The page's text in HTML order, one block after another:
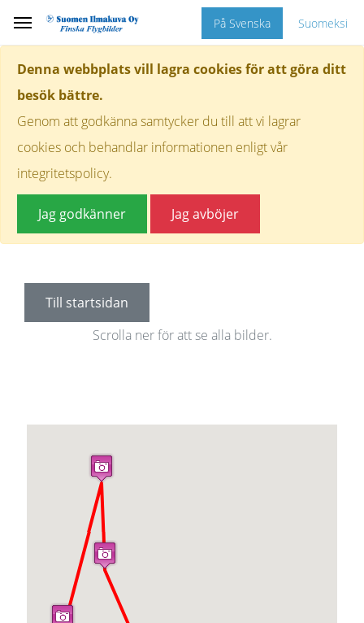
Denna webbplats vill lagra cookies för att göra ditt
besök bättre.
Genom att godkänna samtycker du till att vi lagrar
cookies och behandlar informationen enligt vår
integritetspolicy.
Jag godkänner Jag avböjer
På Svenska Suomeksi
Till startsidan
Scrolla ner för att se alla bilder.